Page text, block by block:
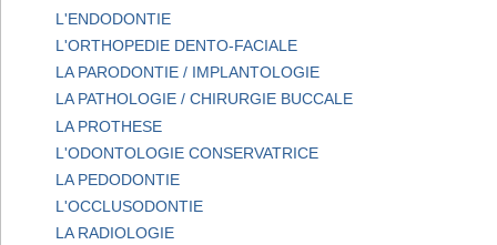
L'ENDODONTIE
L'ORTHOPEDIE DENTO-FACIALE
LA PARODONTIE / IMPLANTOLOGIE
LA PATHOLOGIE / CHIRURGIE BUCCALE
LA PROTHESE
L'ODONTOLOGIE CONSERVATRICE
LA PEDODONTIE
L'OCCLUSODONTIE
LA RADIOLOGIE